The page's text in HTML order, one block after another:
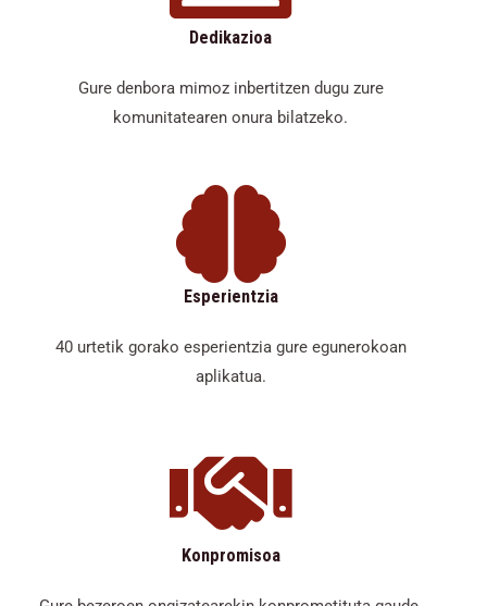
Dedikazioa
Gure denbora mimoz inbertitzen dugu zure
komunitatearen onura bilatzeko.
Esperientzia
40 urtetik gorako esperientzia gure egunerokoan
aplikatua.
Konpromisoa